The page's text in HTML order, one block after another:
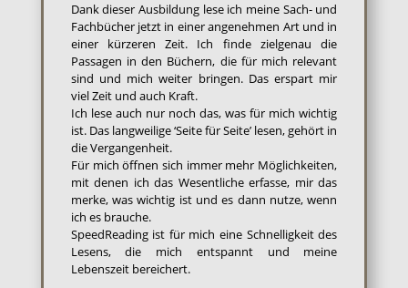
Dank dieser Ausbildung lese ich meine Sach- und
Fachbücher jetzt in einer angenehmen Art und in
einer kürzeren Zeit. Ich finde zielgenau die
Passagen in den Büchern, die für mich relevant
sind und mich weiter bringen. Das erspart mir
viel Zeit und auch Kraft.
Ich lese auch nur noch das, was für mich wichtig
ist. Das langweilige ‘Seite für Seite’ lesen, gehört in
die Vergangenheit.
Für mich öffnen sich immer mehr Möglichkeiten,
mit denen ich das Wesentliche erfasse, mir das
merke, was wichtig ist und es dann nutze, wenn
ich es brauche.
SpeedReading ist für mich eine Schnelligkeit des
Lesens, die mich entspannt und meine
Lebenszeit bereichert.